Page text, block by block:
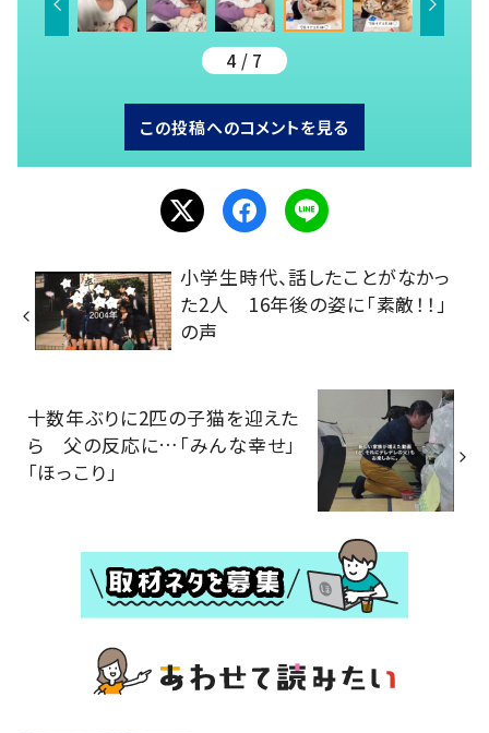
4 / 7
この投稿へのコメントを見る
小学生時代、話したことがなかっ
た2人 16年後の姿に「素敵！！」
の声
十数年ぶりに2匹の子猫を迎えた
ら 父の反応に…「みんな幸せ」
「ほっこり」